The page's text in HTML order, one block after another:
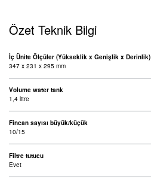
Özet Teknik Bilgi
İç Ünite Ölçüler (Yükseklik x Genişlik x Derinlik)
347 x 231 x 295 mm
Volume water tank
1,4 litre
Fincan sayısı büyük/küçük
10/15
Filtre tutucu
Evet